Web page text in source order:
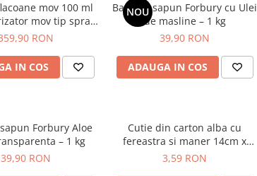
mov 100 ml
mov tip spray
inel auriu
RON
IN COS
NOU
Baza de sapun Forbury cu Ulei
de masline – 1 kg
39,90 RON
ADAUGA IN COS
Forbury Aloe
– 1 kg
39,90 RON
Cutie din carton alba cu
fereastra si maner 14cm x
10cm x 10cm
3,59 RON